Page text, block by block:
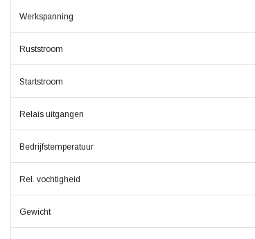
Werkspanning
Ruststroom
Startstroom
Relais uitgangen
Bedrijfstemperatuur
Rel. vochtigheid
Gewicht